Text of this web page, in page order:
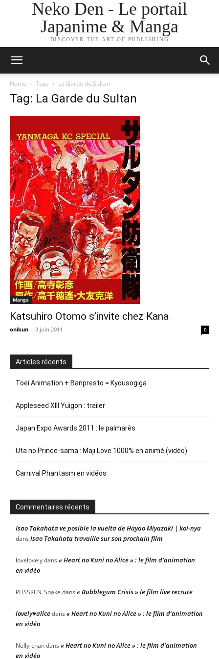
Neko Den - Le portail
Japanime & Manga
DISCOVER THE ART OF PUBLISHING
Home Tags La Garde du Sultan
Tag: La Garde du Sultan
Manga
Katsuhiro Otomo s’invite chez Kana
onikun - 3 juin 2011 0
Articles récents
Toei Animation + Banpresto = Kyousogiga
Appleseed XIII Yuigon : trailer
Japan Expo Awards 2011 : le palmarès
Uta no Prince-sama : Maji Love 1000% en animé (vidéo)
Carnival Phantasm en vidéos
Commentaires récents
Isao Takahata ve posible la vuelta de Hayao Miyazaki | koi-nya
dans Isao Takahata travaille sur son prochain film
lovelovelydans « Heart no Kuni no Alice » : le film d’animation
en vidéo
PLISSKEN_Snake dans « Bubblegum Crisis » le film live recrute
lovely♥alicedans « Heart no Kuni no Alice » : le film d’animation
en vidéo
Nelly-chandans « Heart no Kuni no Alice » : le film d’animation
en vidéo